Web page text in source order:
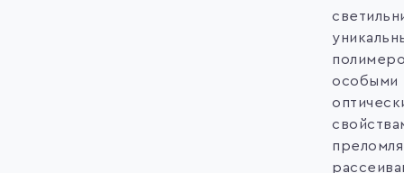
особыми